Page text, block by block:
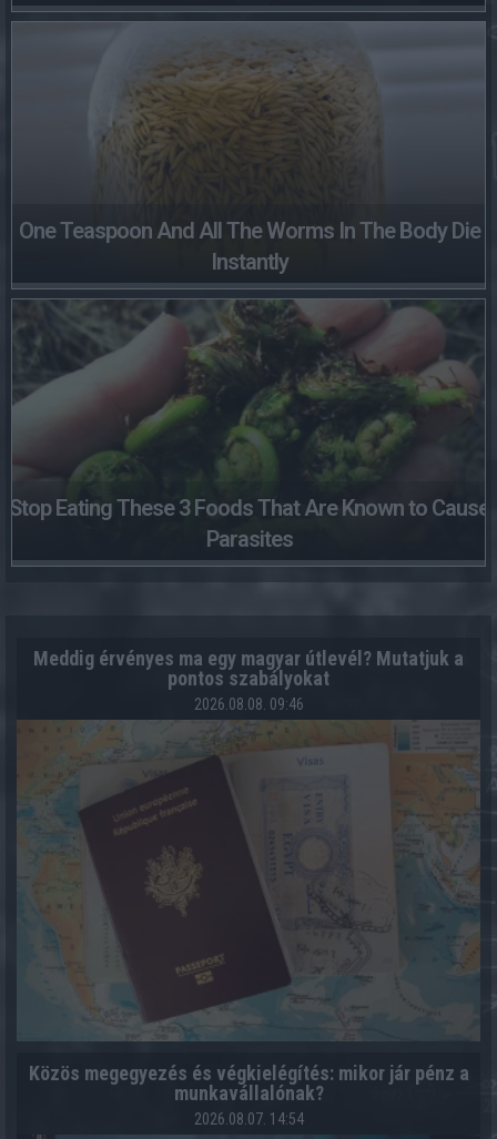
One Teaspoon And All The Worms In The Body Die
Instantly
Stop Eating These 3 Foods That Are Known to Cause
Parasites
Meddig érvényes ma egy magyar útlevél? Mutatjuk a
pontos szabályokat
2026.08.08. 09:46
Közös megegyezés és végkielégítés: mikor jár pénz a
munkavállalónak?
2026.08.07. 14:54